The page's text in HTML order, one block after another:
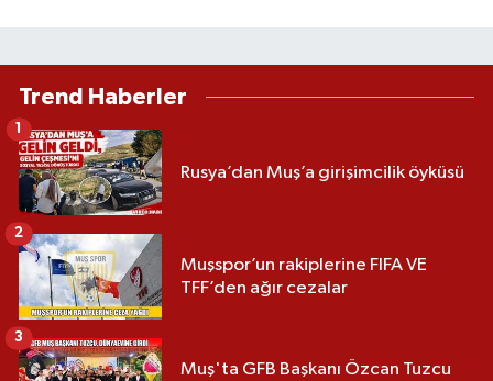
Trend Haberler
Rusya’dan Muş’a girişimcilik öyküsü
Muşspor’un rakiplerine FIFA VE
TFF’den ağır cezalar
2
Muş'ta GFB Başkanı Özcan Tuzcu
3